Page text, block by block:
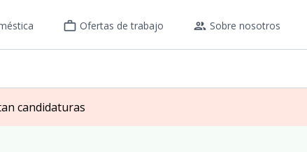
work_outline Ofertas de trabajo group Sobre nosotros
candidaturas